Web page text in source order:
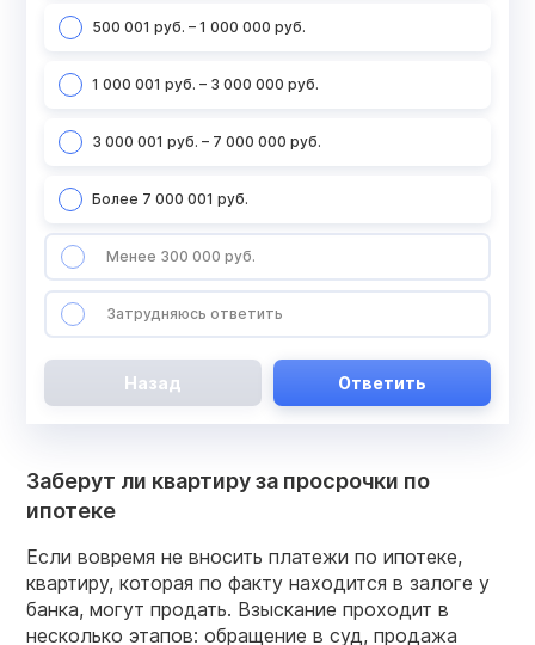
500 001 руб. – 1 000 000 руб.
1 000 001 руб. – 3 000 000 руб.
3 000 001 руб. – 7 000 000 руб.
Более 7 000 001 руб.
Менее 300 000 руб.
Затрудняюсь ответить
Назад Ответить
Заберут ли квартиру за просрочки по
ипотеке
Если вовремя не вносить платежи по ипотеке,
квартиру, которая по факту находится в залоге у
банка, могут продать. Взыскание проходит в
несколько этапов: обращение в суд, продажа